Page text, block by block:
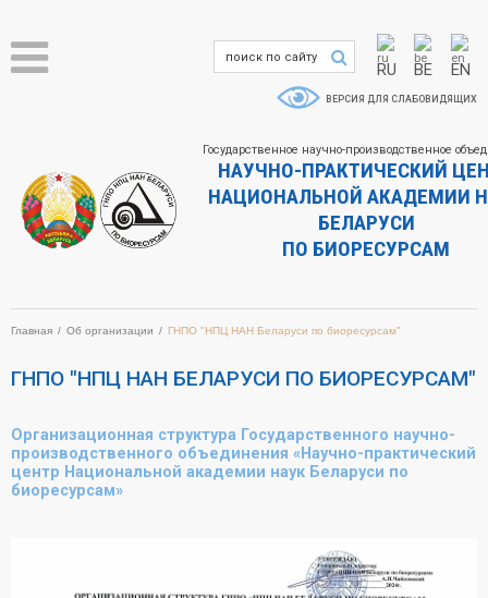
Государственное научно-производственное
НАУЧНО-ПРАКТИЧЕСКИЙ
НАЦИОНАЛЬНОЙ АКАДЕМИИ
БЕЛАРУСИ
ПО БИОРЕСУРСАМ
RU BE EN
ВЕРСИЯ ДЛЯ СЛАБОВИДЯЩИХ
Главная Об организации ГНПО "НПЦ НАН Беларуси по биоресурсам"
ГНПО "НПЦ НАН БЕЛАРУСИ ПО БИОРЕСУРСАМ"
Организационная структура Государственного научно-
производственного объединения «Научно-практический
центр Национальной академии наук Беларуси по
биоресурсам»